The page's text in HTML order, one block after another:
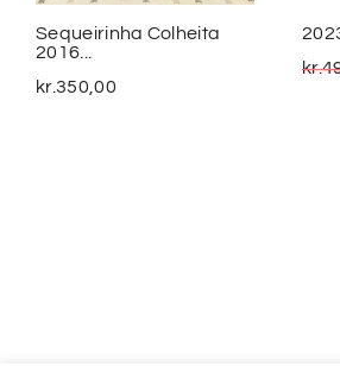
Sequeirinha Colheita
2016...
kr.350,00
kr.